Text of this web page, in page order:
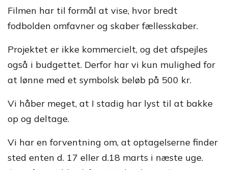
Filmen har til formål at vise, hvor bredt
fodbolden omfavner og skaber fællesskaber.
Projektet er ikke kommercielt, og det afspejles
også i budgettet. Derfor har vi kun mulighed for
at lønne med et symbolsk beløb på 500 kr.
Vi håber meget, at I stadig har lyst til at bakke
op og deltage.
Vi har en forventning om, at optagelserne finder
sted enten d. 17 eller d.18 marts i næste uge.